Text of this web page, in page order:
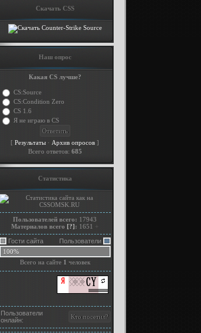
Скачать CSS
Наш опрос
Какая CS лучше?
CS:Source
CS:Condition Zero
CS 1.6
Я не играю в CS
[ Результаты · Архив опросов ]
Всего ответов: 685
Статистика
Пользователей всего: 17943
Материалов всего [?]: 1651 +
Гости сайта
Пользователи
100%
Всего на сайте 1 человек
Пользователи
онлайн: